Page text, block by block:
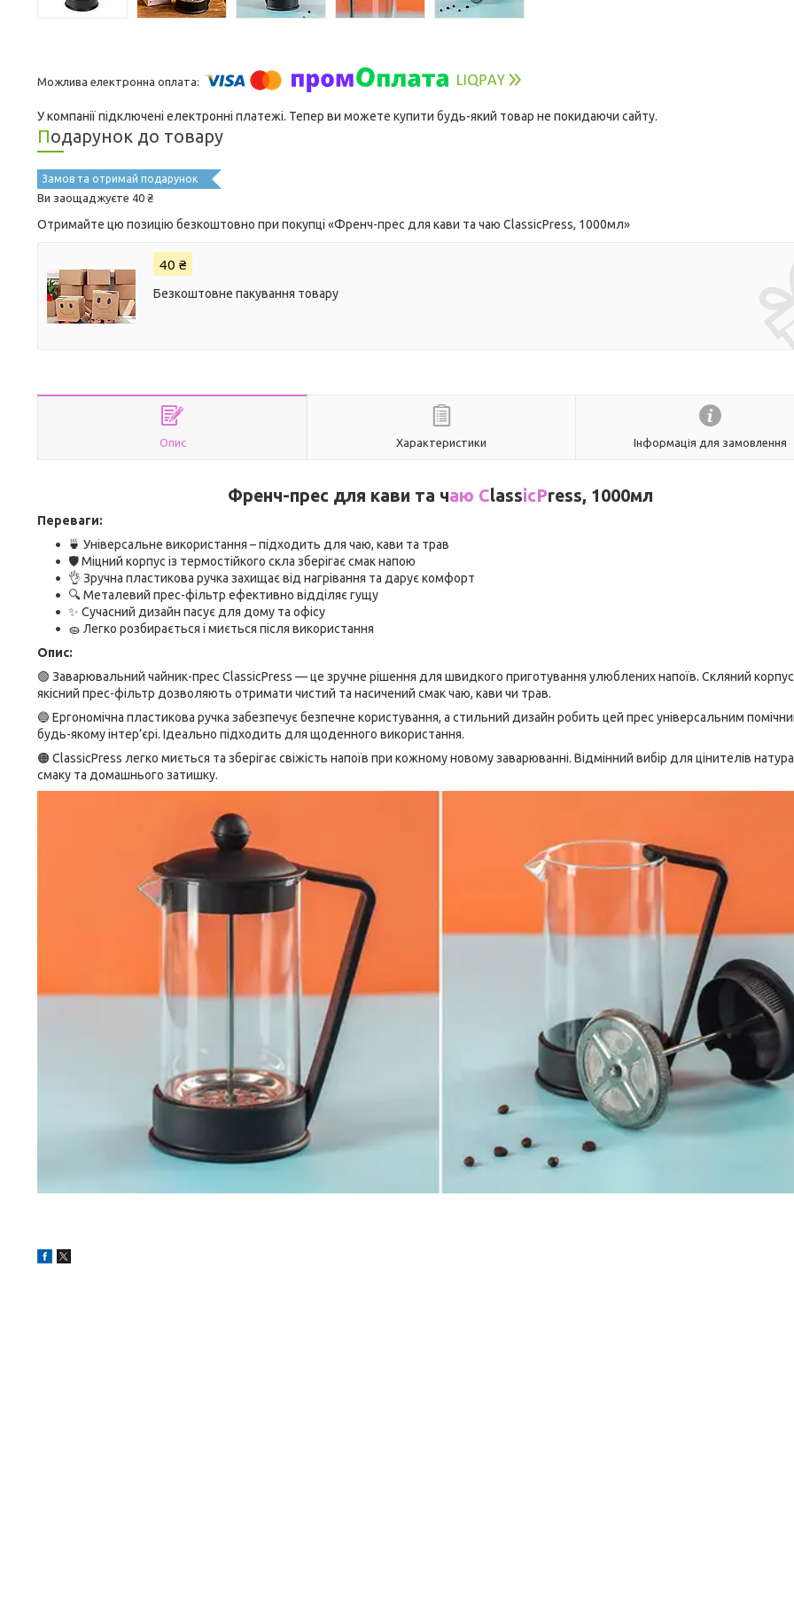
У компанії підключені електронні платежі. Тепер ви можете купити будь-який товар не покидаючи сайту.
Подарунок до товару
Замов та отримай подарунок
Ви заощаджуєте 40 ₴
Отримайте цю позицію безкоштовно при покупці «Френч-прес для кави та чаю ClassicPress, 1000мл»
40 ₴
Безкоштовне пакування товару
Опис Характеристики Інформація для замовлення
Френч-прес для кави та чаю ClassicPress, 1000мл
Переваги:
🍵 Універсальне використання – підходить для чаю, кави та трав
🛡️ Міцний корпус із термостійкого скла зберігає смак напою
👌 Зручна пластикова ручка захищає від нагрівання та дарує комфорт
🔍 Металевий прес-фільтр ефективно відділяє гущу
✨ Сучасний дизайн пасує для дому та офісу
🧽 Легко розбирається і миється після використання
Опис:
🟢 Заварювальний чайник-прес ClassicPress — це зручне рішення для швидкого приготування улюблених напоїв. Скляний
якісний прес-фільтр дозволяють отримати чистий та насичений смак чаю, кави чи трав.
🔵 Ергономічна пластикова ручка забезпечує безпечне користування, а стильний дизайн робить цей прес універсальним
будь-якому інтер’єрі. Ідеально підходить для щоденного використання.
🟠 ClassicPress легко миється та зберігає свіжість напоїв при кожному новому заварюванні. Відмінний вибір для цінителів
смаку та домашнього затишку.